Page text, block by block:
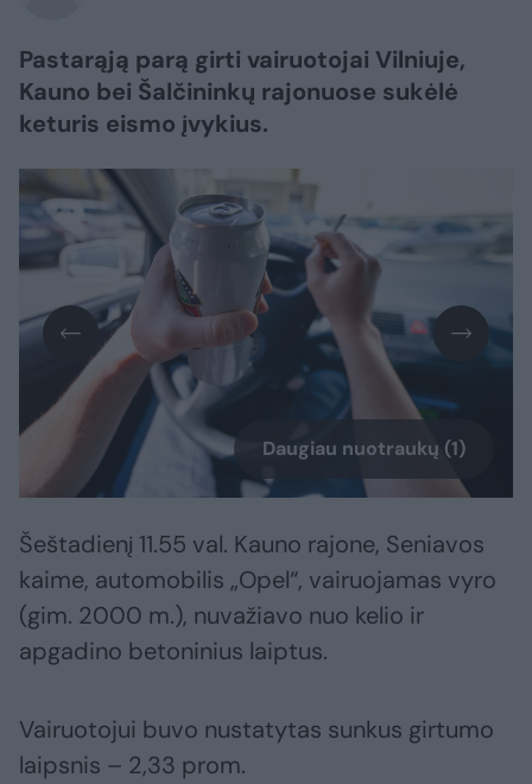
Pastarąją parą girti vairuotojai Vilniuje,
Kauno bei Šalčininkų rajonuose sukėlė
keturis eismo įvykius.
Daugiau nuotraukų (1)
Šeštadienį 11.55 val. Kauno rajone, Seniavos
kaime, automobilis „Opel“, vairuojamas vyro
(gim. 2000 m.), nuvažiavo nuo kelio ir
apgadino betoninius laiptus.
Vairuotojui buvo nustatytas sunkus girtumo
laipsnis – 2,33 prom.